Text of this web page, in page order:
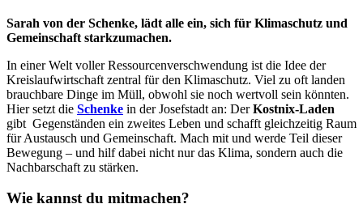
Sarah von der Schenke, lädt alle ein, sich für Klimaschutz und
Gemeinschaft starkzumachen.
In einer Welt voller Ressourcenverschwendung ist die Idee der
Kreislaufwirtschaft zentral für den Klimaschutz. Viel zu oft landen
brauchbare Dinge im Müll, obwohl sie noch wertvoll sein könnten.
Hier setzt die Schenke in der Josefstadt an: DerKostnix-Laden
gibt Gegenständen ein zweites Leben und schafft gleichzeitig Raum
für Austausch und Gemeinschaft. Mach mit und werde Teil dieser
Bewegung – und hilf dabei nicht nur das Klima, sondern auch die
Nachbarschaft zu stärken.
Wie kannst du mitmachen?